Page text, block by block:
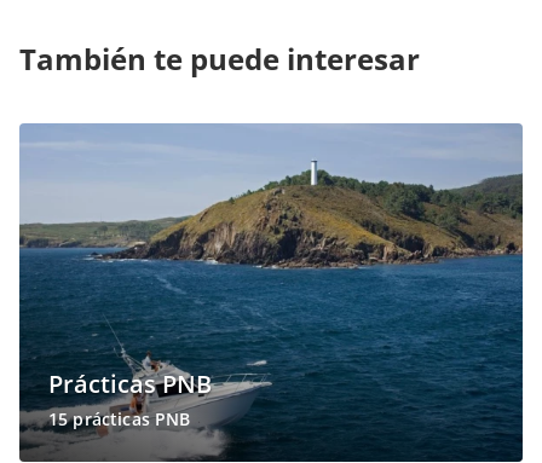
También te puede interesar
Prácticas PNB
15 prácticas PNB